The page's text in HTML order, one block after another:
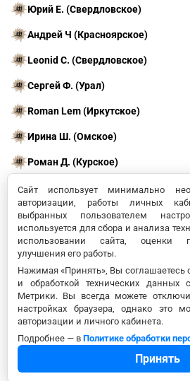
Юрий Е. (Свердловское)
Андрей Ч (Красноярское)
Leonid C. (Свердловское)
Сергей Ф. (Урал)
Roman Lem (Иркутское)
Ирина Ш. (Омское)
Роман Д. (Курское)
Данила Н. (Челябинское)
Евгений С. (Москва)
Владимир Ф. (Владимирское)
Максим Т (Липецкое)
Всего: 764:42:56 часа
Политика обработки персональных данных
Сайт использует минимально
авторизации, работы личных
выбранных пользователем
используется для сбора и анализа
использовании сайта, оценки
улучшения его работы.
Нажимая «Принять», Вы соглашаетесь
и обработкой технических
Метрики. Вы всегда можете
настройках браузера, однако это
авторизации и личного кабинета.
Подробнее — в Политике обработки
Принять